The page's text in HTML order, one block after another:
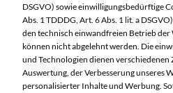
Telefon:
Markt
Öffnungszeiten
DSGVO) sowie einwilligungsbedürftige
Abs. 1 TDDDG, Art. 6 Abs. 1 lit. a
den technisch einwandfreien Betrieb
können nicht abgelehnt werden. Die
und Technologien dienen verschiedenen
Auswertung, der Verbesserung unseres
personalisierter Inhalte und Werbung.